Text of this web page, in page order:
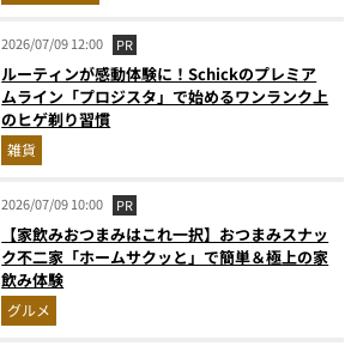
2026/07/09 12:00 PR
ルーティンが感動体験に！Schickのプレミア
ムライン「プロジスタ」で始めるワンランク上
のヒゲ剃り習慣
雑貨
2026/07/09 10:00 PR
【家飲みおつまみはこれ一択】おつまみスナッ
ク不二家「ホームサクッと」で簡単＆極上の家
飲み体験
グルメ